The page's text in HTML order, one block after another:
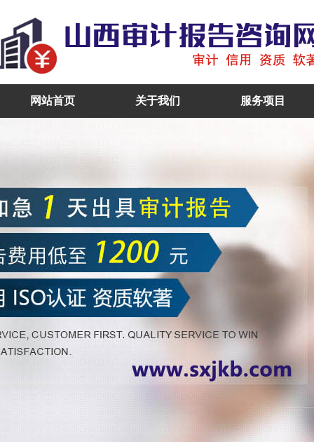
网站首页 关于我们 服务项目